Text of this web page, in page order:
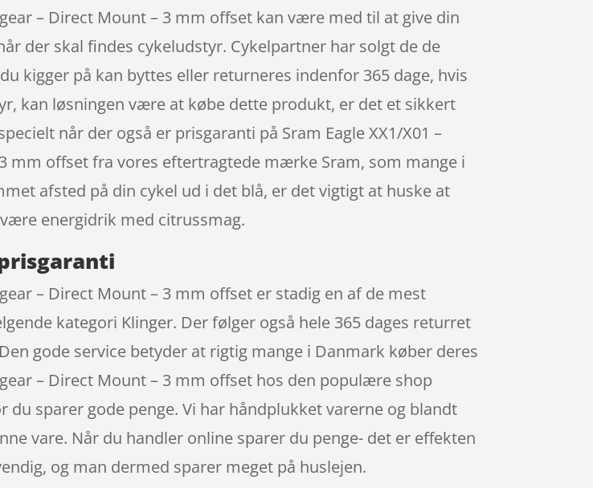
– Direct Mount – 3 mm offset kan være med til at give din
der skal findes cykeludstyr. Cykelpartner har solgt de de
kigger på kan byttes eller returneres indenfor 365 dage, hvis
kan løsningen være at købe dette produkt, er det et sikkert
når der også er prisgaranti på Sram Eagle XX1/X01 –
mm offset fra vores eftertragtede mærke Sram, som mange i
afsted på din cykel ud i det blå, er det vigtigt at huske at
energidrik med citrussmag.
– Direct Mount – 3 mm offset er stadig en af de mest
kategori Klinger. Der følger også hele 365 dages returret
gode service betyder at rigtig mange i Danmark køber deres
– Direct Mount – 3 mm offset hos den populære shop
sparer gode penge. Vi har håndplukket varerne og blandt
vare. Når du handler online sparer du penge- det er effekten
og man dermed sparer meget på huslejen.